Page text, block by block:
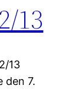
13
13
den 7.